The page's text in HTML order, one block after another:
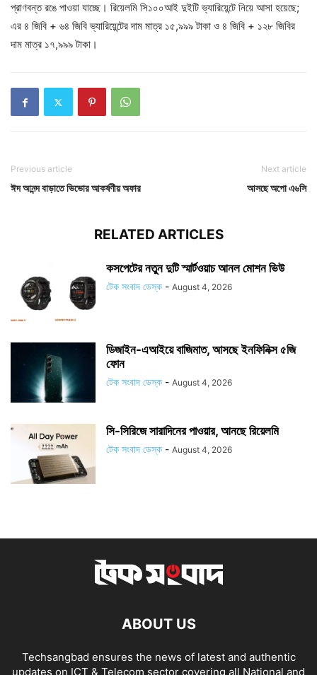
প্রাণবন্ত রঙে পাওয়া যাচ্ছে। রিয়েলমি সি১০০আই দুইটি ভ্যারিয়েন্টে নিয়ে আসা হয়েছে;
এর ৪ জিবি + ৬৪ জিবি ভ্যারিয়েন্টের দাম মাত্র ১৫,৯৯৯ টাকা ও ৪ জিবি + ১২৮ জিবির
দাম মাত্র ১৭,৯৯৯ টাকা।
Previous article
ঈদ আনন্দ বাড়াতে ভিভোর আকর্ষণীয় অফার
Next article
আসছে অপো এ৬সি
RELATED ARTICLES
কসপেটের নতুন দুটি স্মার্টওয়াচ আনল মোশন ভিউ
টেক সংবাদ ডেস্ক - August 4, 2026
ডিজাইন-এআইয়ে বাজিমাত, আসছে ইনফিনিক্স ৫জি
ফোন
টেক সংবাদ ডেস্ক - August 4, 2026
সি-সিরিজে সারাদিনের পাওয়ার, আনছে রিয়েলমি
টেক সংবাদ ডেস্ক - August 4, 2026
ABOUT US
Techsangbad ensures the news of latest and authentic
updates on ICT & Telecom sector covering all National and